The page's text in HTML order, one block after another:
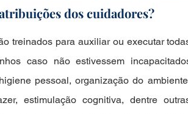
dos cuidadores?
treinados para auxiliar ou executar
caso não estivessem
pessoal, organização do
estimulação cognitiva, dentre